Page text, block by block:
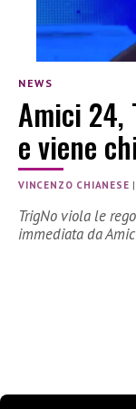
NEWS
Amici 24,
e viene
VINCENZO CHIANESE
TrigNo viola le
immediata da